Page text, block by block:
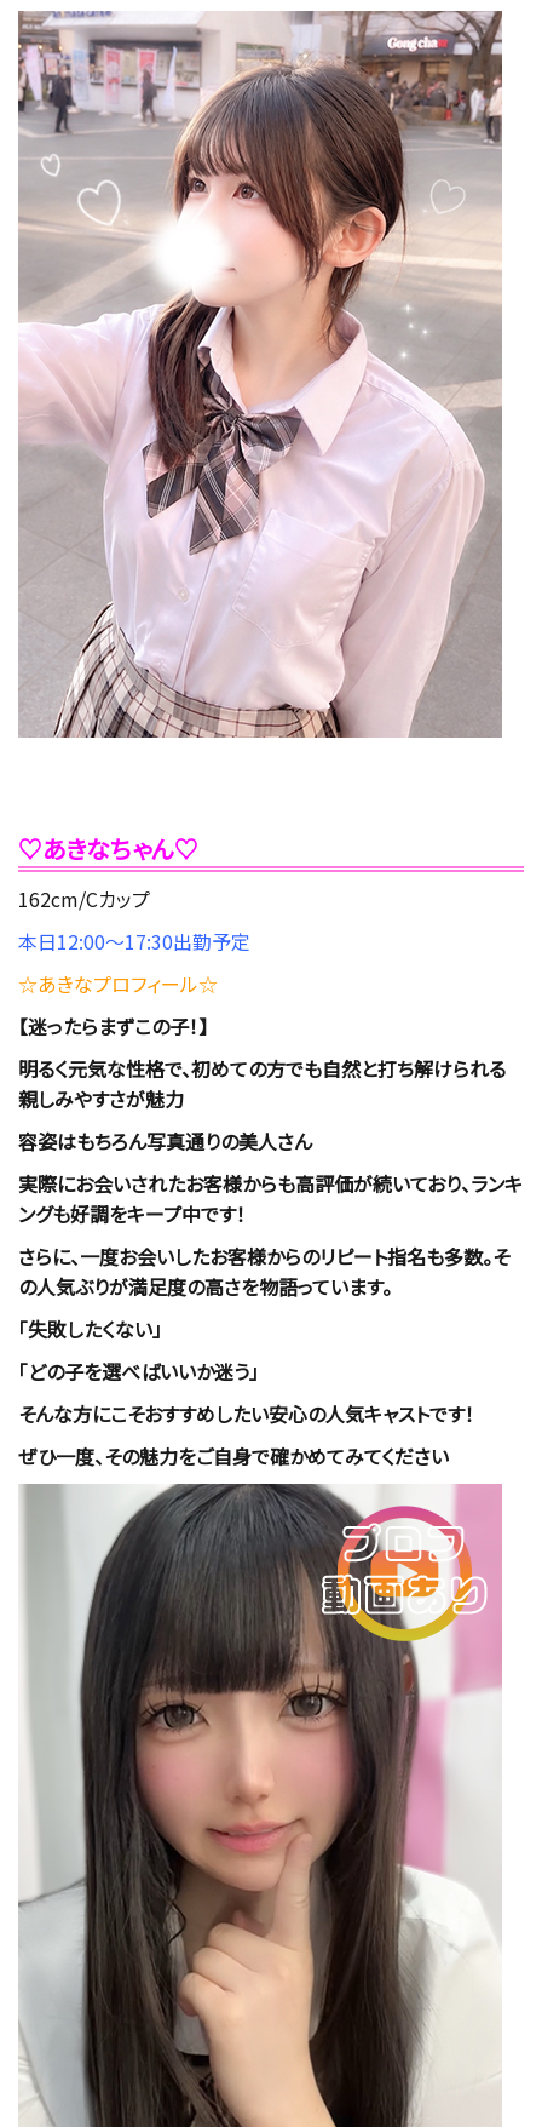
♡あきなちゃん♡
162cm/Cカップ
本日12:00～17:30出勤予定
☆あきなプロフィール☆
【迷ったらまずこの子！】
明るく元気な性格で、初めての方でも自然と打ち解けられる
親しみやすさが魅力
容姿はもちろん写真通りの美人さん
実際にお会いされたお客様からも高評価が続いており、ランキ
ングも好調をキープ中です！
さらに、一度お会いしたお客様からのリピート指名も多数。そ
の人気ぶりが満足度の高さを物語っています。
「失敗したくない」
「どの子を選べばいいか迷う」
そんな方にこそおすすめしたい安心の人気キャストです！
ぜひ一度、その魅力をご自身で確かめてみてください